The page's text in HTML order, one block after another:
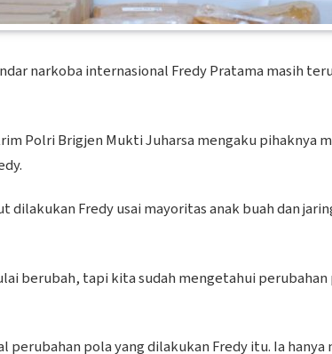
narkoba internasional Fredy Pratama masih
Polri Brigjen Mukti Juharsa mengaku pihaknya
Fredy usai mayoritas anak buah dan
berubah, tapi kita sudah mengetahui
perubahan pola yang dilakukan Fredy itu. Ia